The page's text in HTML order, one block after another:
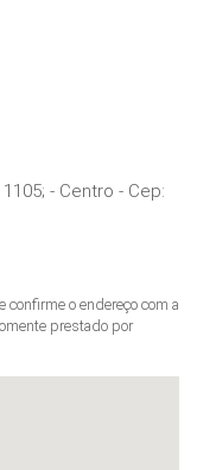
- Centro - Cep:
o endereço com a
prestado por